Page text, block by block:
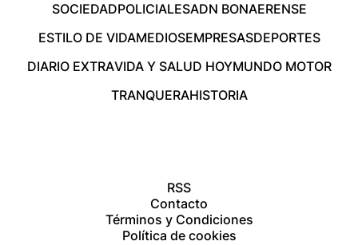
SOCIEDADPOLICIALESADN BONAERENSE
ESTILO DE VIDAMEDIOSEMPRESASDEPORTES
DIARIO EXTRAVIDA Y SALUD HOYMUNDO MOTOR
TRANQUERAHISTORIA
RSS
Contacto
Términos y Condiciones
Política de cookies